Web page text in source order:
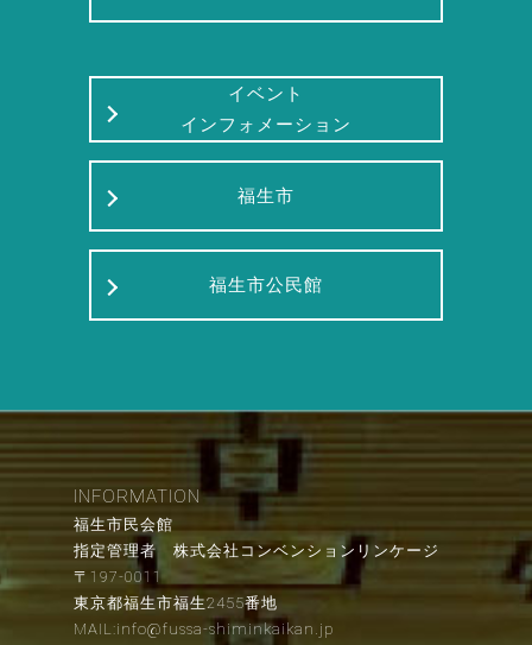
イベント
インフォメーション
福生市
福生市公民館
INFORMATION
福生市民会館
指定管理者 株式会社コンベンションリンケージ
〒197-0011
東京都福生市福生2455番地
MAIL:info@fussa-shiminkaikan.jp